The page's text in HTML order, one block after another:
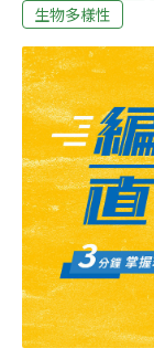
計，陽明山至
天崗和頂山石梯
日治時期，擎天
養水牛；國民政
接手管理。隨著
的無主水牛，就
明，他們並非陽
亡，仍配合動保
日，經相關單位
為營養失衡所致
生物多樣性